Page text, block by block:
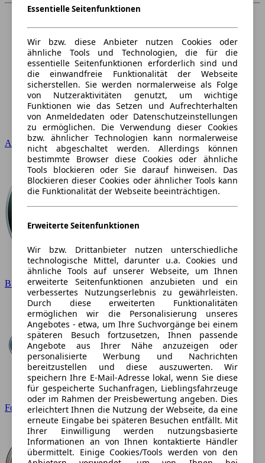
Audi
BMW
Ford
Essentielle Seitenfunktionen
Wir bzw. diese Anbieter nutzen Cookies oder
ähnliche Tools und Technologien, die für die
essentielle Seitenfunktionen erforderlich sind und
die einwandfreie Funktionalität der Webseite
sicherstellen. Sie werden normalerweise als Folge
von Nutzeraktivitäten genutzt, um wichtige
Funktionen wie das Setzen und Aufrechterhalten
von Anmeldedaten oder Datenschutzeinstellungen
zu ermöglichen. Die Verwendung dieser Cookies
bzw. ähnlicher Technologien kann normalerweise
nicht abgeschaltet werden. Allerdings können
bestimmte Browser diese Cookies oder ähnliche
Tools blockieren oder Sie darauf hinweisen. Das
Blockieren dieser Cookies oder ähnlicher Tools kann
die Funktionalität der Webseite beeinträchtigen.
Erweiterte Seitenfunktionen
Wir bzw. Drittanbieter nutzen unterschiedliche
technologische Mittel, darunter u.a. Cookies und
ähnliche Tools auf unserer Webseite, um Ihnen
erweiterte Seitenfunktionen anzubieten und ein
verbessertes Nutzungserlebnis zu gewährleisten.
Durch diese erweiterten Funktionalitäten
ermöglichen wir die Personalisierung unseres
Angebotes - etwa, um Ihre Suchvorgänge bei einem
späteren Besuch fortzusetzen, Ihnen passende
Angebote aus Ihrer Nähe anzuzeigen oder
personalisierte Werbung und Nachrichten
bereitzustellen und diese auszuwerten. Wir
speichern Ihre E-Mail-Adresse lokal, wenn Sie diese
für gespeicherte Suchanfragen, Lieblingsfahrzeuge
oder im Rahmen der Preisbewertung angeben. Dies
erleichtert Ihnen die Nutzung der Webseite, da eine
erneute Eingabe bei späteren Besuchen entfällt. Mit
Ihrer Einwilligung werden nutzungsbasierte
Informationen an von Ihnen kontaktierte Händler
übermittelt. Einige Cookies/Tools werden von den